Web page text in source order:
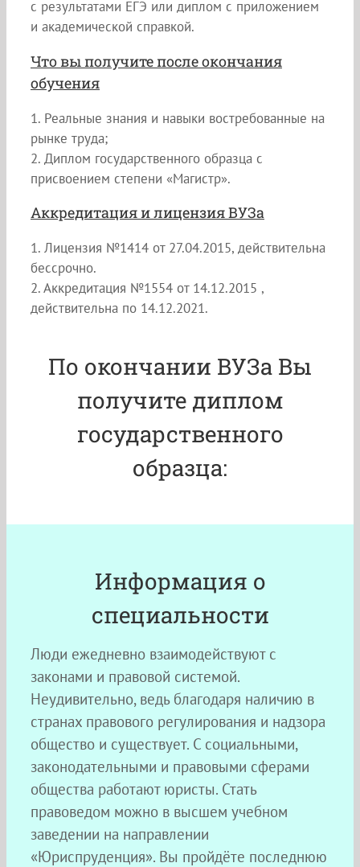
с результатами ЕГЭ или диплом с приложением
и академической справкой.
Что вы получите после окончания
обучения
1. Реальные знания и навыки востребованные на
рынке труда;
2. Диплом государственного образца с
присвоением степени «Магистр».
Аккредитация и лицензия ВУЗа
1. Лицензия №1414 от 27.04.2015, действительна
бессрочно.
2. Аккредитация №1554 от 14.12.2015 ,
действительна по 14.12.2021.
По окончании ВУЗа Вы
получите диплом
государственного
образца:
Информация о
специальности
Люди ежедневно взаимодействуют с
законами и правовой системой.
Неудивительно, ведь благодаря наличию в
странах правового регулирования и надзора
общество и существует. С социальными,
законодательными и правовыми сферами
общества работают юристы. Стать
правоведом можно в высшем учебном
заведении на направлении
«Юриспруденция». Вы пройдёте последнюю